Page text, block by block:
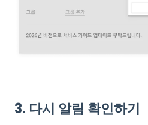
3. 다시 알림 확인하기